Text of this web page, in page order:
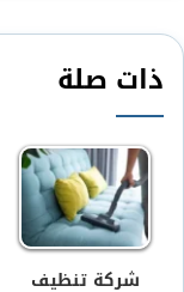
ذات صلة
شركة تنظيف